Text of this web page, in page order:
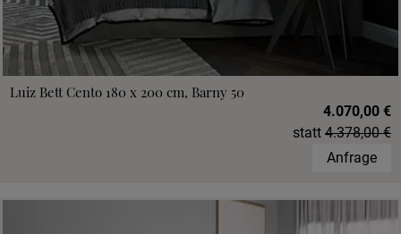
Luiz Bett Cento 180 x 200 cm, Barny 50
4.070,00 €
statt 4.378,00 €
Anfrage